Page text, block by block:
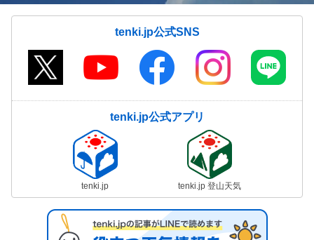
tenki.jp公式SNS
tenki.jp公式アプリ
tenki.jp tenki.jp 登山天気